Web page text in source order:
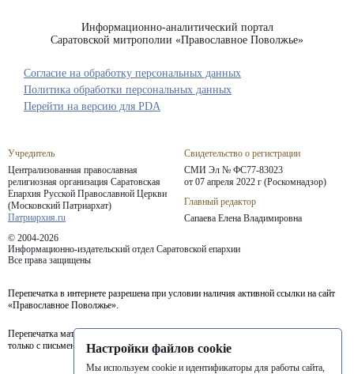
Информационно-аналитический портал
Саратовской митрополии «Православное Поволжье»
Учредитель
Централизованная православная
религиозная организация Саратовская
Епархия Русской Православной Церкви
(Московский Патриархат)
Патриархия.ru
Свидетельство о регистрации
СМИ Эл № ФС77-83023
от 07 апреля 2022 г (Роскомнадзор)
Главный редактор
Сапаева Елена Владимировна
© 2004-2026
Информационно-издательский отдел Саратовской епархии
Все права защищены
Согласие на обработку персональных данных
Политика обработки персональных данных
Перепечатка в интернете разрешена при условии наличия активной ссылки на сайт
«Православное Поволжье».
Перепечатка материалов портала в печатных изданиях (книгах, прессе) возможна
только с письменного разрешения редакции.
Перейти на версию для PDA
Настройки файлов cookie
Мы используем cookie и идентификаторы для работы сайта,